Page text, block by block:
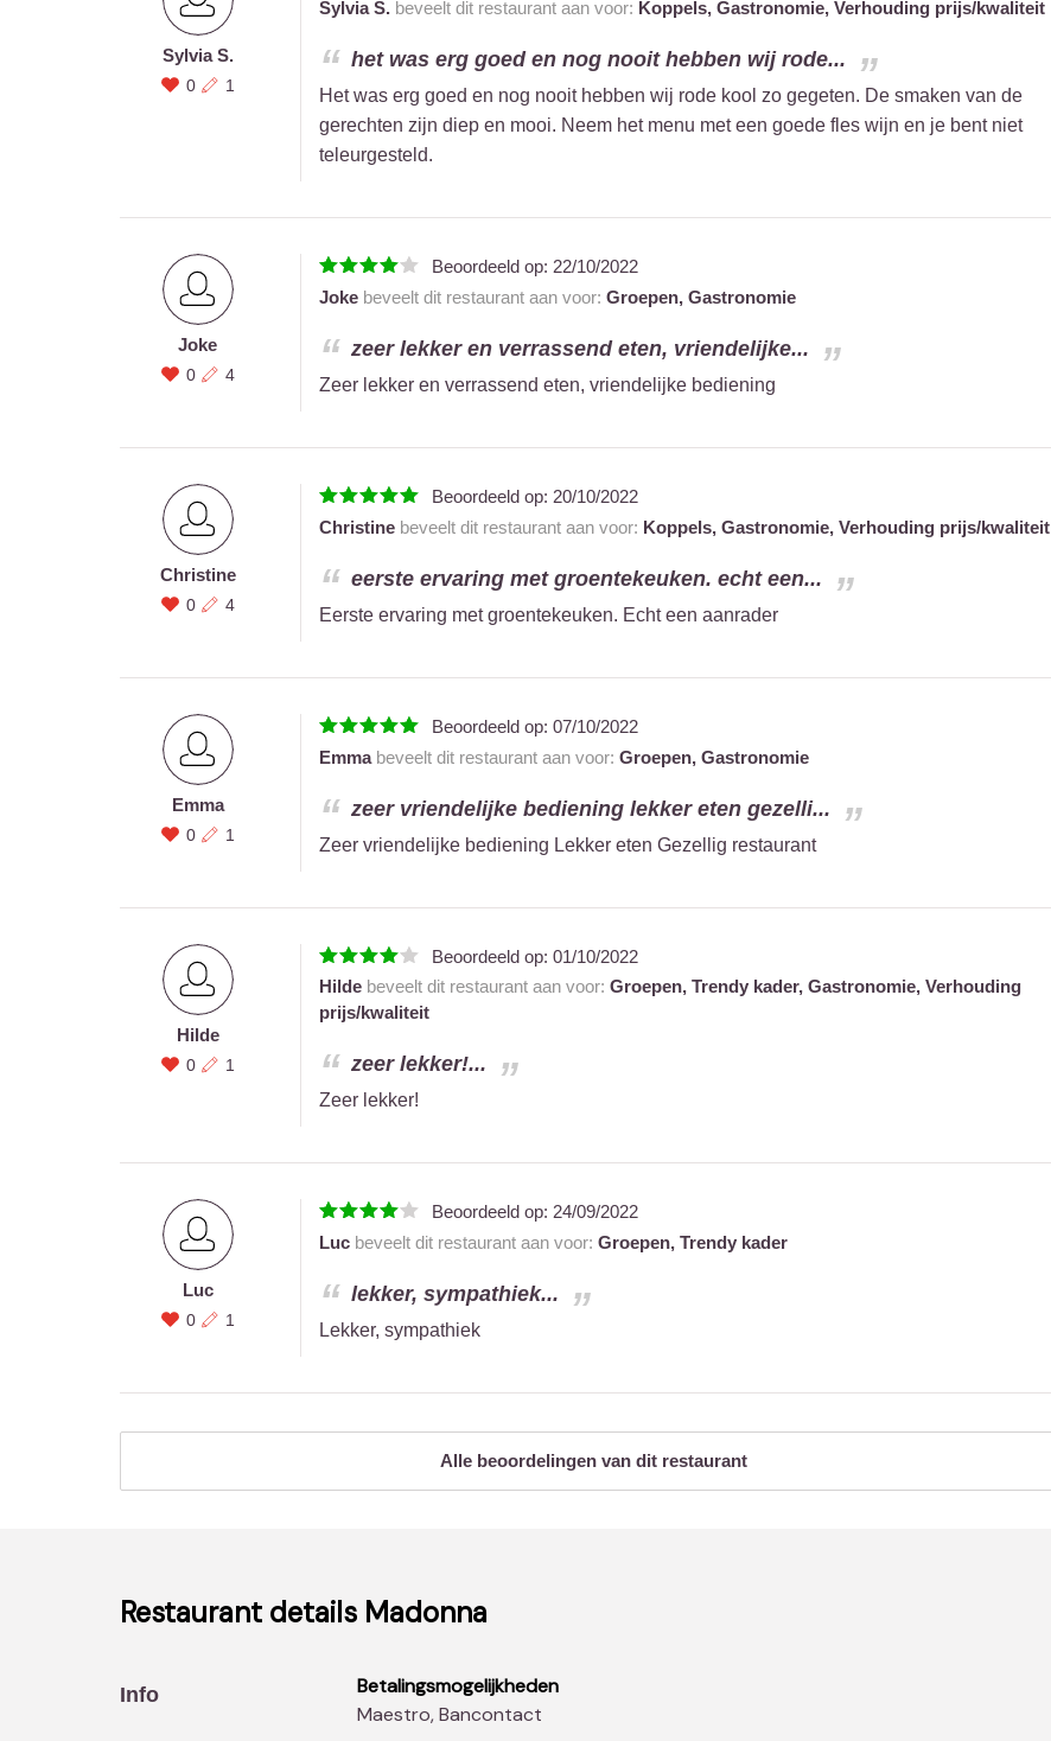
Sylvia S.
0 1
Sylvia S.beveelt dit restaurant aan voor: Koppels, Gastronomie, Verhouding prijs/kwaliteit
het was erg goed en nog nooit hebben wij rode...
Het was erg goed en nog nooit hebben wij rode kool zo gegeten. De smaken van de
gerechten zijn diep en mooi. Neem het menu met een goede fles wijn en je bent niet
teleurgesteld.
Joke
0 4
Beoordeeld op: 22/10/2022
Jokebeveelt dit restaurant aan voor: Groepen, Gastronomie
zeer lekker en verrassend eten, vriendelijke...
Zeer lekker en verrassend eten, vriendelijke bediening
Christine
0 4
Beoordeeld op: 20/10/2022
Christinebeveelt dit restaurant aan voor: Koppels, Gastronomie, Verhouding prijs/kwaliteit
eerste ervaring met groentekeuken. echt een...
Eerste ervaring met groentekeuken. Echt een aanrader
Emma
0 1
Beoordeeld op: 07/10/2022
Emmabeveelt dit restaurant aan voor: Groepen, Gastronomie
zeer vriendelijke bediening lekker eten gezelli...
Zeer vriendelijke bediening Lekker eten Gezellig restaurant
Hilde
0 1
Beoordeeld op: 01/10/2022
Hildebeveelt dit restaurant aan voor: Groepen, Trendy kader, Gastronomie, Verhouding
prijs/kwaliteit
zeer lekker!...
Zeer lekker!
Luc
0 1
Beoordeeld op: 24/09/2022
Lucbeveelt dit restaurant aan voor: Groepen, Trendy kader
lekker, sympathiek...
Lekker, sympathiek
Alle beoordelingen van dit restaurant
Restaurant details Madonna
Info
Betalingsmogelijkheden
Maestro, Bancontact